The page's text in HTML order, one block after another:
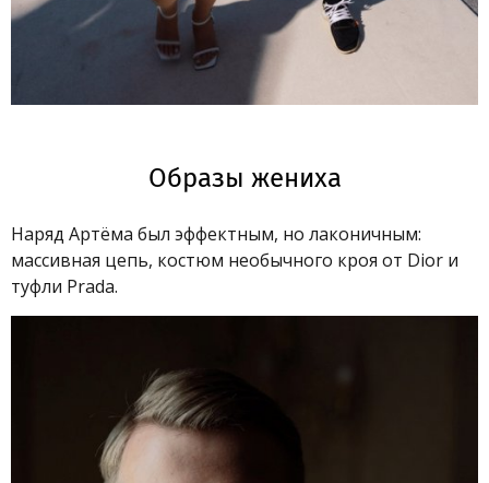
Образы жениха
Наряд Артёма был эффектным, но лаконичным:
массивная цепь, костюм необычного кроя от Dior и
туфли Prada.